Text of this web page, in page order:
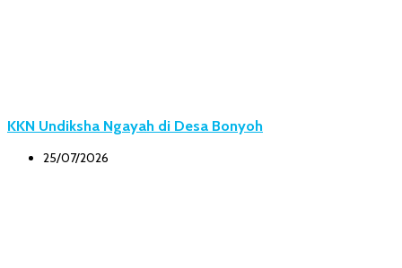
KKN Undiksha Ngayah di Desa Bonyoh
25/07/2026